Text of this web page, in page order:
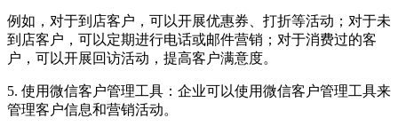
例如，对于到店客户，可以开展优惠券、打折等活动；对于未
到店客户，可以定期进行电话或邮件营销；对于消费过的客
户，可以开展回访活动，提高客户满意度。
5. 使用微信客户管理工具：企业可以使用微信客户管理工具来
管理客户信息和营销活动。